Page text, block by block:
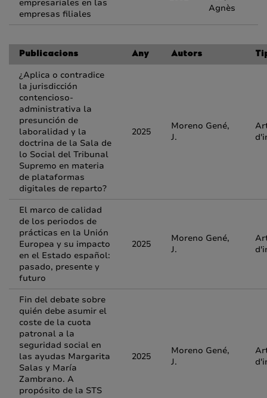
empresariales en las
empresas filiales
Agnès
Publicacions Any Autors
¿Aplica o contradice
la jurisdicción
contencioso-
administrativa la
presunción de
laboralidad y la
doctrina de la Sala de
lo Social del Tribunal
Supremo en materia
de plataformas
digitales de reparto?
2025
Moreno Gené,
J.
El marco de calidad
de los periodos de
prácticas en la Unión
Europea y su impacto
en el Estado español:
pasado, presente y
futuro
2025
Moreno Gené,
J.
Fin del debate sobre
quién debe asumir el
coste de la cuota
patronal a la
seguridad social en
las ayudas Margarita
Salas y María
Zambrano. A
propósito de la STS
2025
Moreno Gené,
J.